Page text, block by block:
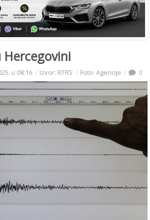
u 08:16 Izvor: RTRS Foto: Agencije 0